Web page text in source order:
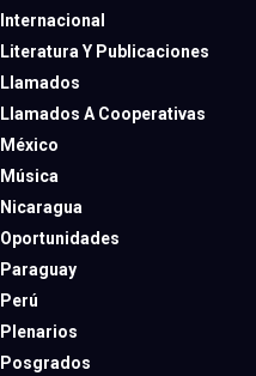
Internacional
Literatura Y Publicaciones
Llamados
Llamados A Cooperativas
México
Música
Nicaragua
Oportunidades
Paraguay
Perú
Plenarios
Posgrados